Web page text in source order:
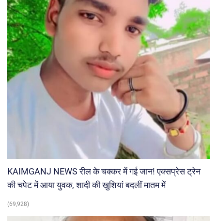
KAIMGANJ NEWS रील के चक्कर में गई जान! एक्सप्रेस ट्रेन
की चपेट में आया युवक, शादी की खुशियां बदलीं मातम में
(69,928)